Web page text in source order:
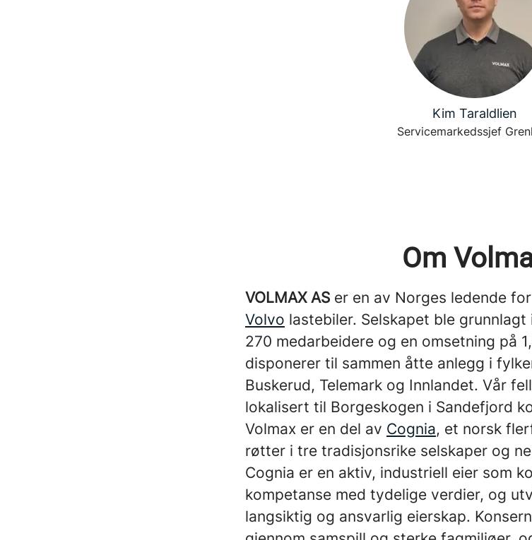
Kim Taraldlien
Servicemarkedssjef
Om
VOLMAX AS er en av Norges ledende
Volvo lastebiler. Selskapet ble
270 medarbeidere og en omsetning på
disponerer til sammen åtte anlegg i
Buskerud, Telemark og Innlandet. Vår
lokalisert til Borgeskogen i Sandefjord
Volmax er en del av Cognia, et norsk
røtter i tre tradisjonsrike selskaper og
Cognia er en aktiv, industriell eier som
kompetanse med tydelige verdier, og
langsiktig og ansvarlig eierskap.